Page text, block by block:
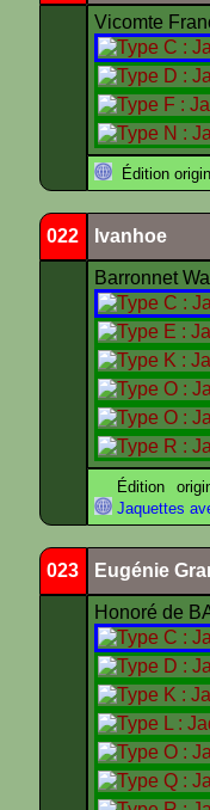
Vicomte
Édition
022 Ivanhoe
Barronnet
Édition
Jaquettes
023 Eugénie
Honoré de